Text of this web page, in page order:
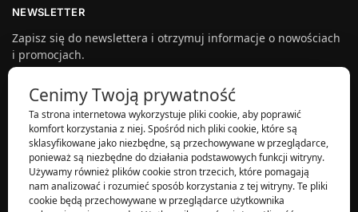
NEWSLETTER
Zapisz się do newslettera i otrzymuj informacje o nowościach
i promocjach.
Akceptuję politykę prywatnosci i zapisuję się do newslettera.
Cenimy Twoją prywatność
Ta strona internetowa wykorzystuje pliki cookie, aby poprawić
komfort korzystania z niej. Spośród nich pliki cookie, które są
sklasyfikowane jako niezbędne, są przechowywane w przeglądarce,
ponieważ są niezbędne do działania podstawowych funkcji witryny.
Używamy również plików cookie stron trzecich, które pomagają
nam analizować i rozumieć sposób korzystania z tej witryny. Te pliki
cookie będą przechowywane w przeglądarce użytkownika